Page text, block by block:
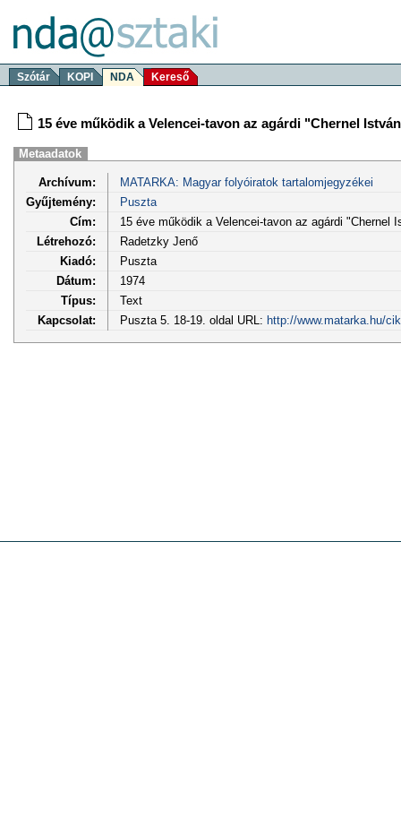
Szótár KOPI NDA Kereső
15 éve működik a Velencei-tavon az agárdi "Chernel
Metaadatok
Archívum:
MATARKA: Magyar folyóiratok tartalomjegyzékei
Gyűjtemény:
Puszta
Cím:
15 éve működik a Velencei-tavon az agárdi "Chernel
Létrehozó:
Radetzky Jenő
Kiadó:
Puszta
Dátum:
1974
Típus:
Text
Kapcsolat:
Puszta 5. 18-19. oldal URL: http://www.matarka.hu/